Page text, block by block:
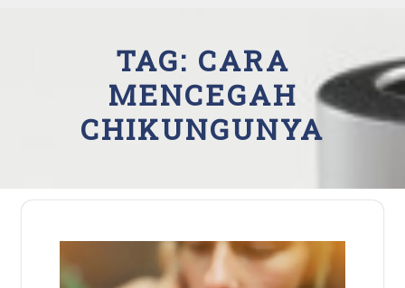
TAG: CARA
MENCEGAH
CHIKUNGUNYA